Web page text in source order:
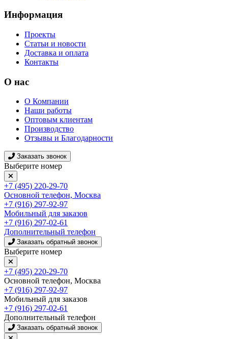
Информация
Проекты
Статьи и новости
Доставка и оплата
Контакты
О нас
О Компании
Наши работы
Оптовым клиентам
Производство
Отзывы и Благодарности
Заказать звонок
Выберите номер
+7 (495) 220-29-70
Основной телефон, Москва
+7 (916) 297-92-97
Мобильный для заказов
+7 (916) 297-02-61
Дополнительный телефон
Заказать обратный звонок
Выберите номер
+7 (495) 220-29-70
Основной телефон, Москва
+7 (916) 297-92-97
Мобильный для заказов
+7 (916) 297-02-61
Дополнительный телефон
Заказать обратный звонок